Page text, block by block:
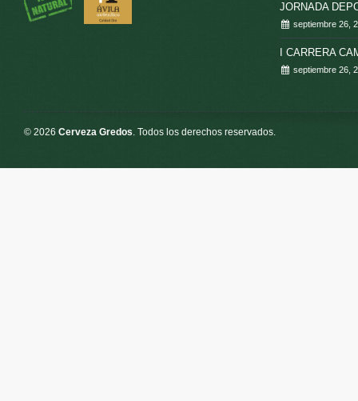
JORNADA
septiembre 26,
I CARRERA
septiembre 26,
© 2026 Cerveza Gredos. Todos los derechos reservados.